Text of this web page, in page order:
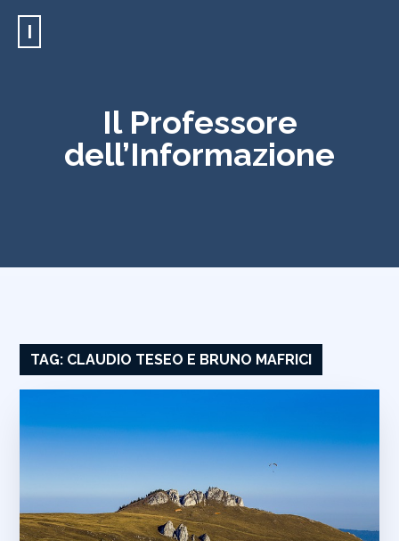
I
Il Professore
dell’Informazione
TAG: CLAUDIO TESEO E BRUNO MAFRICI